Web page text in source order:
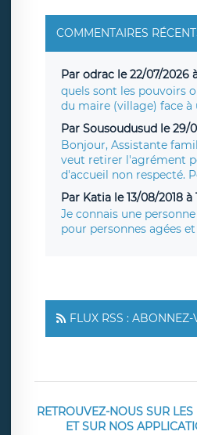
COMMENTAIRES
Par odrac le 22/07/2026 à
quels sont les pouvoirs
du maire (village) face à
Par Sousoudusud le 29/
Bonjour, Assistante
veut retirer l'agrément
d'accueil non respecté.
Par Katia le 13/08/2018 à
Je connais une
pour personnes agées et
FLUX RSS : ABONNEZ-
RETROUVEZ-NOUS SUR
ET SUR NOS